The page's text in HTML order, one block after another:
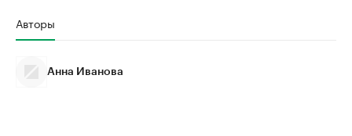
Авторы
Анна Иванова